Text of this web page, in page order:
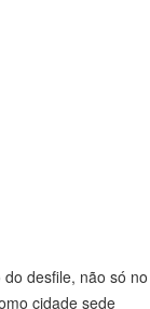
desfile, não só no
cidade sede